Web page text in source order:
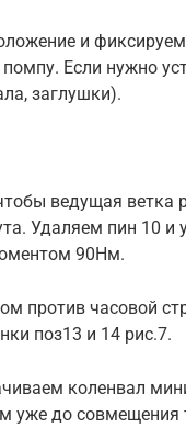
и
Если нужно
заглушки).
ведущая ветка
Удаляем пин 10
90Нм.
против часовой
поз13 и 14 рис.7.
коленвал
уже до совмещения